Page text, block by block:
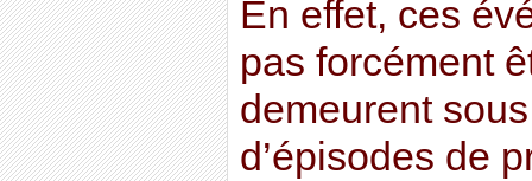
En effet, ces
pas forcément
demeurent
d’épisodes de